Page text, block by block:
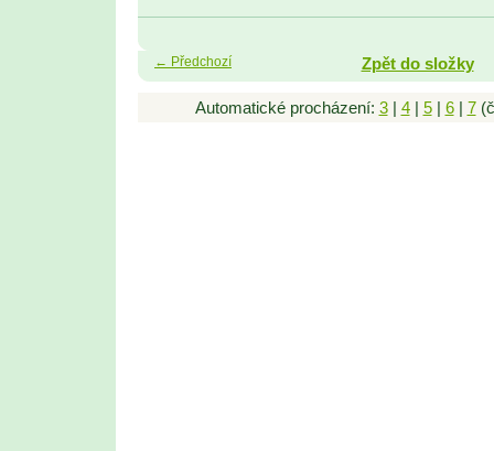
← Předchozí Zpět do složky
Automatické procházení: 3| 4| 5| 6| 7